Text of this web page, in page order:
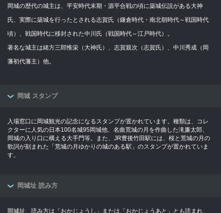
岡城の歴代の城主は、平安時代末期・源平合戦の頃に築城伝説がある大神
氏、実際に築城を行ったとされる志賀氏（鎌倉時代・南北朝時代～戦国時代
頃）、戦国時代に移封された中川氏（戦国時代～江戸時代）。
著名な城主は緒方三郎惟栄（大神氏）、志賀親次（志賀氏）、中川秀成（岡
藩初代藩主）他。
岡城 スタンプ
入場窓口に岡城観光の記念になるスタンプが置かれています。種類は、コレ
クターに人気の日本100名城95岡城他、名曲荒城の月を作曲した滝廉太郎、
岡城の入り口に構える大手門等。また、JR豊後竹田駅には、桜と荒城の月の
歌詞が刻まれた「荒城の月ゆかりの城のある駅」のスタンプが置かれていま
す。
岡城址 読み方
岡城址、読み方は「おかじょうし」または「おかじょうあと」とも読まれ